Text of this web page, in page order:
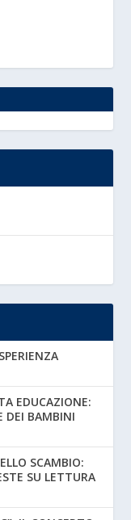
EDUCAZIONE:
DEI BAMBINI
SCAMBIO:
SU LETTURA